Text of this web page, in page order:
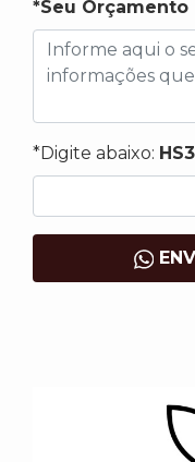
*Seu Orçamento
*Digite abaixo: